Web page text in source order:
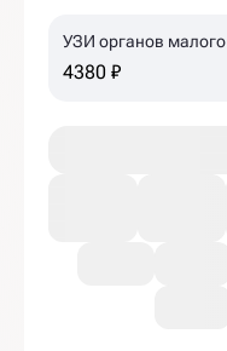
УЗИ органов
4380 ₽